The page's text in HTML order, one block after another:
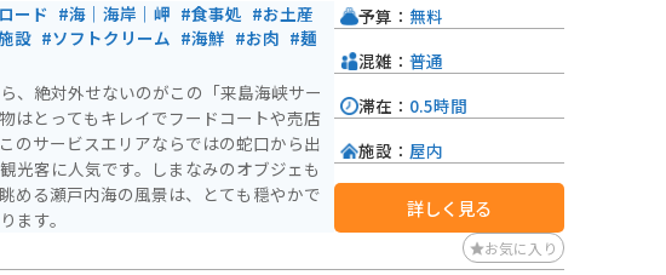
ード #海｜海岸｜岬 #食事処 #お土産
設 #ソフトクリーム #海鮮 #お肉 #麺
、絶対外せないのがこの「来島海峡サー
はとってもキレイでフードコートや売店
のサービスエリアならではの蛇口から出
光客に人気です。しまなみのオブジェも
める瀬戸内海の風景は、とても穏やかで
ます。
予算： 無料
混雑： 普通
滞在： 0.5時間
施設： 屋内
詳しく見る
お気に入り